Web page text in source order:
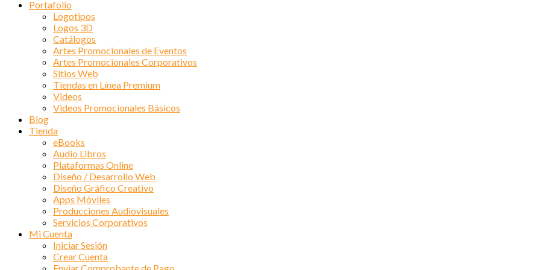
Portafolio
Logotipos
Logos 3D
Catálogos
Artes Promocionales de Eventos
Artes Promocionales Corporativos
Sitios Web
Tiendas en Línea Premium
Videos
Videos Promocionales Básicos
Blog
Tienda
eBooks
Audio Libros
Plataformas Online
Diseño / Desarrollo Web
Diseño Gráfico Creativo
Apps Móviles
Producciones Audiovisuales
Servicios Corporativos
Mi Cuenta
Iniciar Sesión
Crear Cuenta